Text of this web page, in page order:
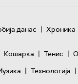
данас | Хроника
Кошарка | Тенис |
| Технологијa |